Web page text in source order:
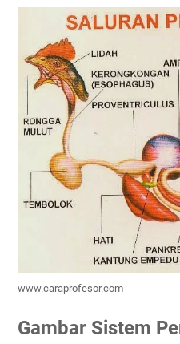
www.caraprofesor.com
Gambar Sistem